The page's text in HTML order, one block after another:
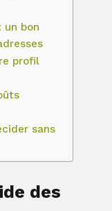
un bon
profil
sans
des